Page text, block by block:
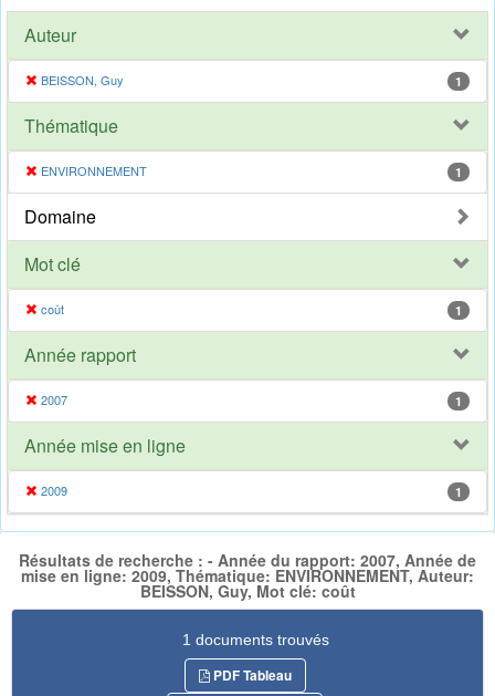
Auteur
BEISSON, Guy 1
Thématique
ENVIRONNEMENT 1
Domaine
Mot clé
coût 1
Année rapport
2007 1
Année mise en ligne
2009 1
Résultats de recherche : - Année du rapport: 2007, Année de
mise en ligne: 2009, Thématique: ENVIRONNEMENT, Auteur:
BEISSON, Guy, Mot clé: coût
1 documents trouvés
PDF Tableau